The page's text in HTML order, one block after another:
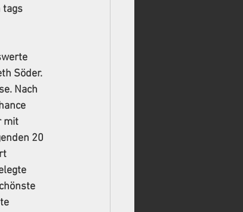
tags
Söder.
Nach
mit
20